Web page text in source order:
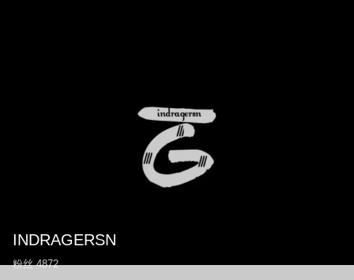
INDRAGERSN
粉丝 4872